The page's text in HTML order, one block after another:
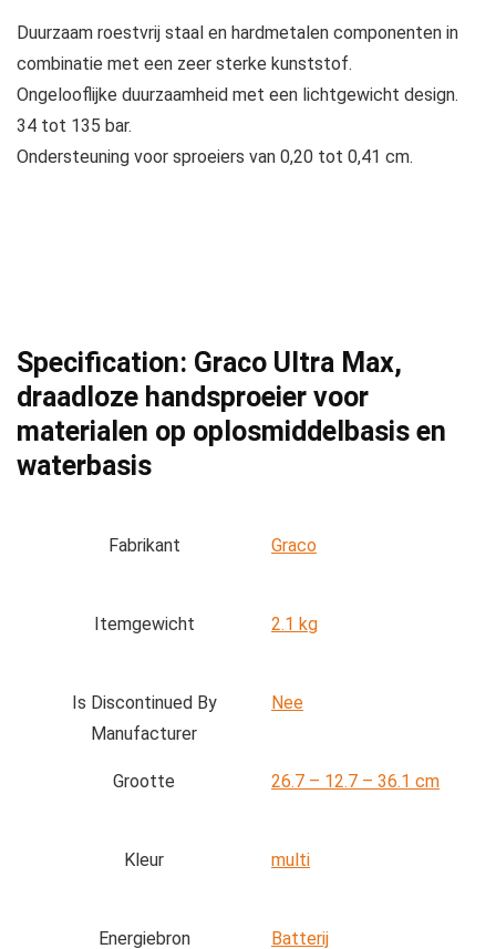
Duurzaam roestvrij staal en hardmetalen componenten in
combinatie met een zeer sterke kunststof.
Ongelooflijke duurzaamheid met een lichtgewicht design.
34 tot 135 bar.
Ondersteuning voor sproeiers van 0,20 tot 0,41 cm.
Specification: Graco Ultra Max,
draadloze handsproeier voor
materialen op oplosmiddelbasis en
waterbasis
Fabrikant ‎Graco
Itemgewicht ‎2.1 kg
Is Discontinued By
Manufacturer
‎Nee
Grootte ‎26.7 – 12.7 – 36.1 cm
Kleur ‎multi
Energiebron ‎Batterij